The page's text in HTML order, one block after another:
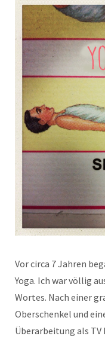
Vor circa 7 Jahren
Yoga. Ich war völlig
Wortes. Nach einer
Oberschenkel und
Überarbeitung als TV